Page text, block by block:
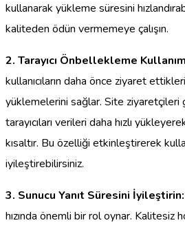
kullanarak yükleme süresini
kaliteden ödün vermemeye çalışın.
2. Tarayıcı Önbellekleme
kullanıcıların daha önce ziyaret ettikleri
yüklemelerini sağlar. Site ziyaretçileri
tarayıcıları verileri daha hızlı
kısaltır. Bu özelliği etkinleştirerek
iyileştirebilirsiniz.
3. Sunucu Yanıt Süresini İyileştirin:
hızında önemli bir rol oynar. Kalitesiz